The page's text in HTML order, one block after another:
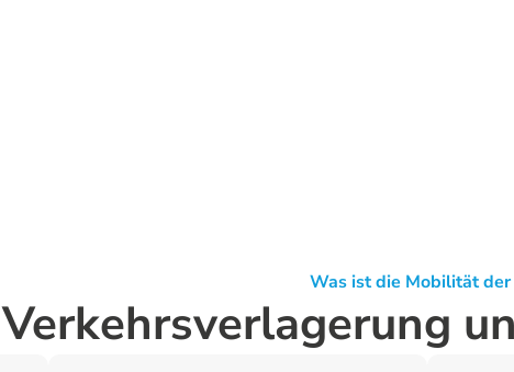
Was ist die Mobilität
Verkehrsverlagerung